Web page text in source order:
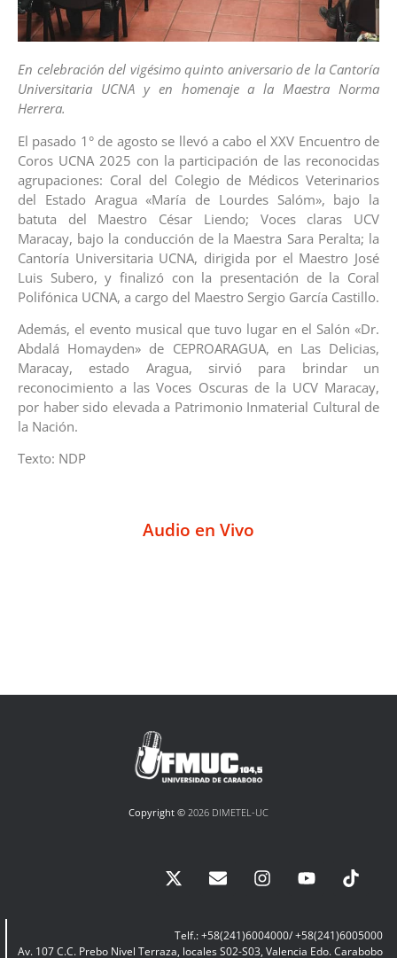
En celebración del vigésimo quinto aniversario de la Cantoría
Universitaria UCNA y en homenaje a la Maestra Norma
Herrera.
El pasado 1° de agosto se llevó a cabo el XXV Encuentro de
Coros UCNA 2025 con la participación de las reconocidas
agrupaciones: Coral del Colegio de Médicos Veterinarios
del Estado Aragua «María de Lourdes Salóm», bajo la
batuta del Maestro César Liendo; Voces claras UCV
Maracay, bajo la conducción de la Maestra Sara Peralta; la
Cantoría Universitaria UCNA, dirigida por el Maestro José
Luis Subero, y finalizó con la presentación de la Coral
Polifónica UCNA, a cargo del Maestro Sergio García Castillo.
Además, el evento musical que tuvo lugar en el Salón «Dr.
Abdalá Homayden» de CEPROARAGUA, en Las Delicias,
Maracay, estado Aragua, sirvió para brindar un
reconocimiento a las Voces Oscuras de la UCV Maracay,
por haber sido elevada a Patrimonio Inmaterial Cultural de
la Nación.
Texto: NDP
Audio en Vivo
Copyright © 2026 DIMETEL-UC
Telf.: +58(241)6004000/ +58(241)6005000
Av. 107 C.C. Prebo Nivel Terraza, locales S02-S03, Valencia Edo. Carabobo